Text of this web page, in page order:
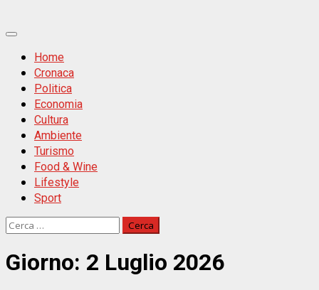
Primäres
MenüHome
Cronaca
Politica
Economia
Cultura
Ambiente
Turismo
Food & Wine
Lifestyle
Sport
Ricerca
Giorno: 2 Luglio 2026